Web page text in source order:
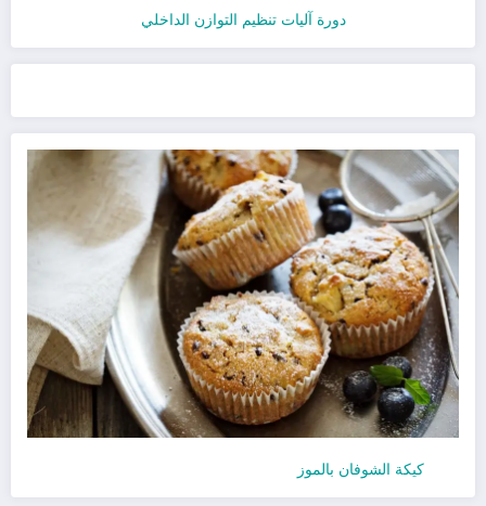
دورة آليات تنظيم التوازن الداخلي
كيكة الشوفان بالموز